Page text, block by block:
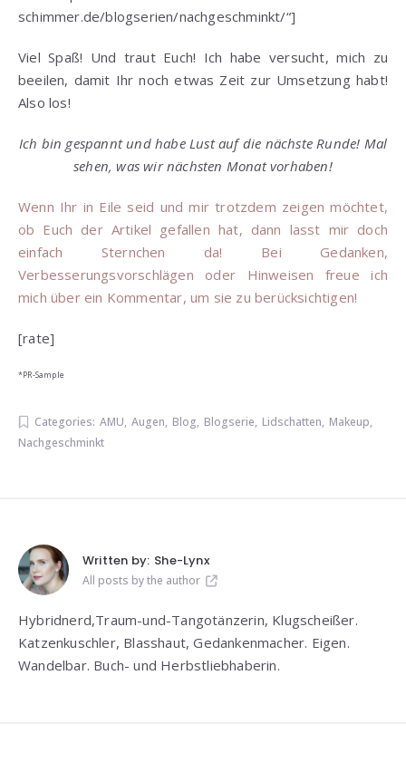
schimmer.de/blogserien/nachgeschminkt/“]
Viel Spaß! Und traut Euch! Ich habe versucht, mich zu
beeilen, damit Ihr noch etwas Zeit zur Umsetzung habt!
Also los!
Ich bin gespannt und habe Lust auf die nächste Runde! Mal
sehen, was wir nächsten Monat vorhaben!
Wenn Ihr in Eile seid und mir trotzdem zeigen möchtet,
ob Euch der Artikel gefallen hat, dann lasst mir doch
einfach Sternchen da! Bei Gedanken,
Verbesserungsvorschlägen oder Hinweisen freue ich
mich über ein Kommentar, um sie zu berücksichtigen!
[rate]
*PR-Sample
Categories: AMU, Augen, Blog, Blogserie, Lidschatten, Makeup,
Nachgeschminkt
Written by: She-Lynx
All posts by the author
Hybridnerd,Traum-und-Tangotänzerin, Klugscheißer.
Katzenkuschler, Blasshaut, Gedankenmacher. Eigen.
Wandelbar. Buch- und Herbstliebhaberin.